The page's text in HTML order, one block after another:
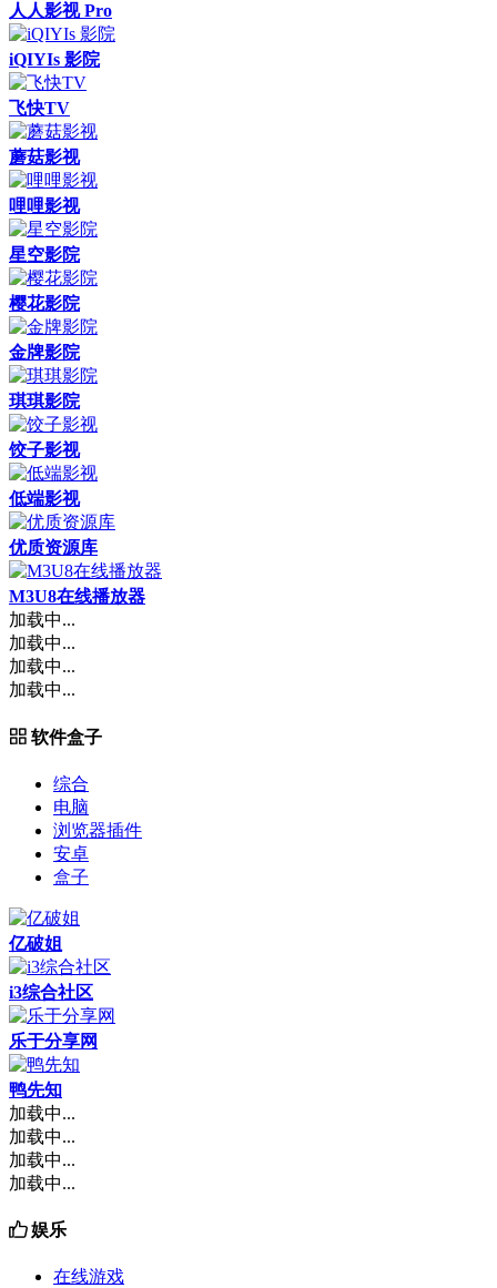
人人影视 Pro
iQIYIs 影院
飞快TV
蘑菇影视
哩哩影视
星空影院
樱花影院
金牌影院
琪琪影院
饺子影视
低端影视
优质资源库
M3U8在线播放器
加载中...
加载中...
加载中...
加载中...
软件盒子
综合
电脑
浏览器插件
安卓
盒子
亿破姐
i3综合社区
乐于分享网
鸭先知
加载中...
加载中...
加载中...
加载中...
娱乐
在线游戏